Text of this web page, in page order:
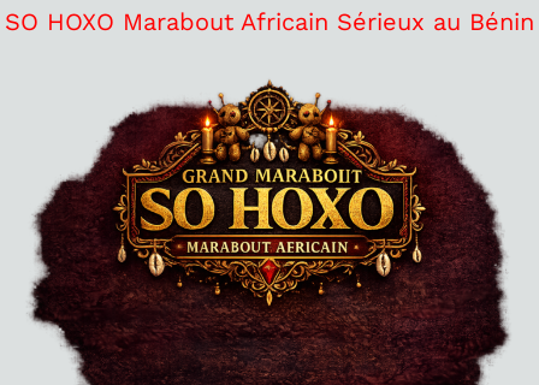
SO HOXO Marabout Africain Sérieux au Bénin